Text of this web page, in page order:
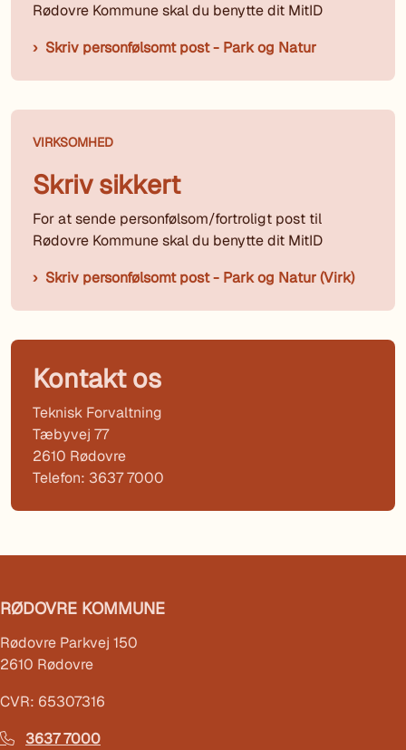
Rødovre Kommune skal du benytte dit MitID
Skriv personfølsomt post - Park og Natur
VIRKSOMHED
Skriv sikkert
For at sende personfølsom/fortroligt post til
Rødovre Kommune skal du benytte dit MitID
Skriv personfølsomt post - Park og Natur (Virk)
Kontakt os
Teknisk Forvaltning
Tæbyvej 77
2610 Rødovre
Telefon: 3637 7000
RØDOVRE KOMMUNE
Rødovre Parkvej 150
2610 Rødovre
CVR: 65307316
3637 7000